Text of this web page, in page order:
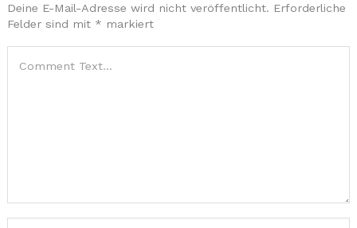
Deine E-Mail-Adresse wird nicht veröffentlicht. Erforderliche
Felder sind mit * markiert